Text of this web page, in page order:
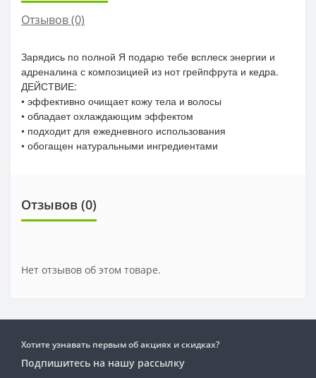
Отзывов (0)
Зарядись по полной Я подарю тебе всплеск энергии и
адреналина с композицией из нот грейпфрута и кедра.
ДЕЙСТВИЕ:
• эффективно очищает кожу тела и волосы
• обладает охлаждающим эффектом
• подходит для ежедневного использования
• обогащен натуральными ингредиентами
Отзывов (0)
Нет отзывов об этом товаре.
Хотите узнавать первым об акциях и скидках?
Подпишитесь на нашу рассылку